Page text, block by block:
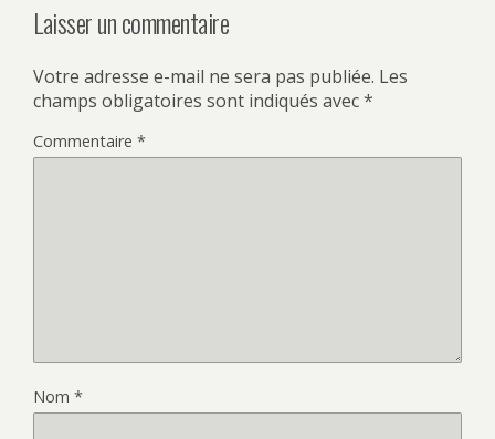
Laisser un commentaire
Votre adresse e-mail ne sera pas publiée. Les
champs obligatoires sont indiqués avec*
Commentaire *
Nom *